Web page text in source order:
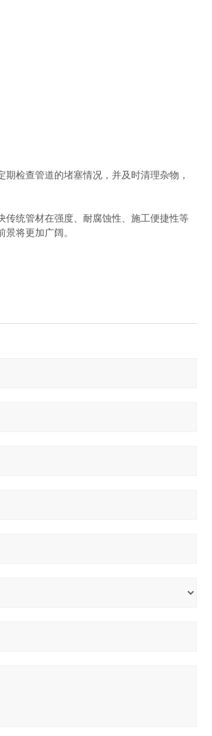
检查管道的堵塞情况，并及时清理杂物，
传统管材在强度、耐腐蚀性、施工便捷性等
将更加广阔。